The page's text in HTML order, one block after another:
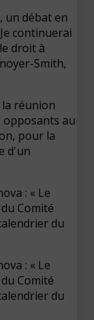
un débat en
continuerai
droit à
Smith,
la réunion
opposants au
pour la
d'un
: « Le
Comité
du
: « Le
Comité
du